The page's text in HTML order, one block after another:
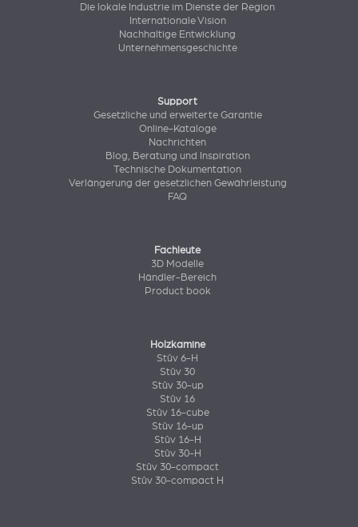
Die lokale Industrie im Dienste der Region
Internationale Vision
Nachhaltige Entwicklung
Unternehmensgeschichte
Support
Gesetzliche und erweiterte Garantie
Online-Kataloge
Nachrichten
Blog, Beratung und Inspiration
Technische Dokumentation
Verlängerung der gesetzlichen Gewährleistung
FAQ
Fachleute
3D Modelle
Händler-Bereich
Product book
Holzkamine
Stûv 6-H
Stûv 30
Stûv 30-up
Stûv 16
Stûv 16-cube
Stûv 16-up
Stûv 16-H
Stûv 30-H
Stûv 30-compact
Stûv 30-compact H